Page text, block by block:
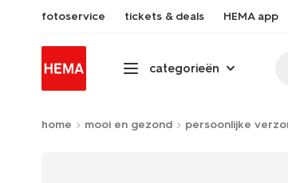
fotoservice tickets & deals HEMA app
categorieën
home mooi en gezond persoonlijke